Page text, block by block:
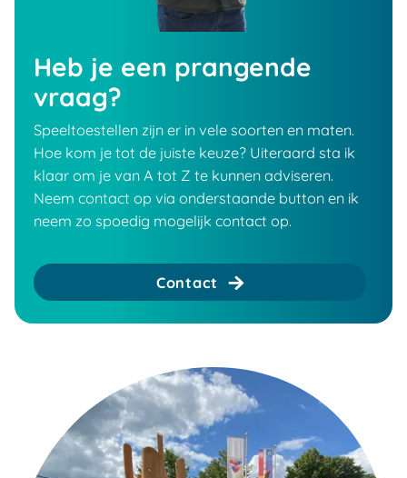
Heb je een prangende
vraag?
Speeltoestellen zijn er in vele soorten en maten.
Hoe kom je tot de juiste keuze? Uiteraard sta ik
klaar om je van A tot Z te kunnen adviseren.
Neem contact op via onderstaande button en ik
neem zo spoedig mogelijk contact op.
Contact